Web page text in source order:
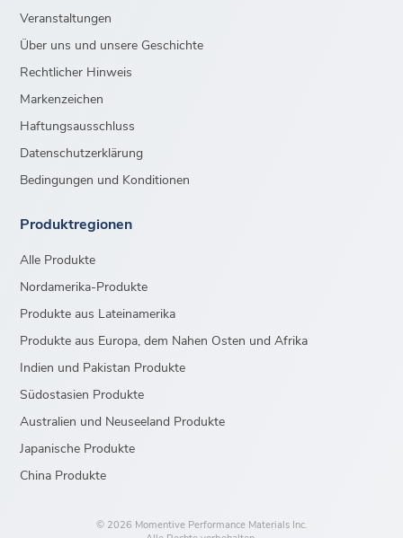
Veranstaltungen
Über uns und unsere Geschichte
Rechtlicher Hinweis
Markenzeichen
Haftungsausschluss
Datenschutzerklärung
Bedingungen und Konditionen
Produktregionen
Alle Produkte
Nordamerika-Produkte
Produkte aus Lateinamerika
Produkte aus Europa, dem Nahen Osten und Afrika
Indien und Pakistan Produkte
Südostasien Produkte
Australien und Neuseeland Produkte
Japanische Produkte
China Produkte
© 2026 Momentive Performance Materials Inc.